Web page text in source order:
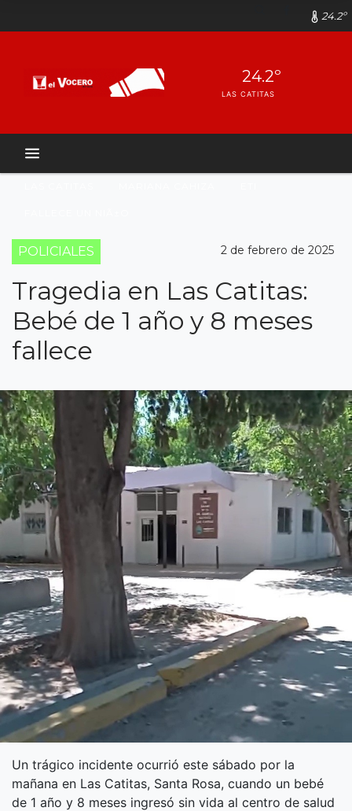
24.2º
24.2º
LAS CATITAS
POLICIALES 2 de febrero de 2025
Tragedia en Las Catitas:
Bebé de 1 año y 8 meses
fallece
Un trágico incidente ocurrió este sábado por la
mañana en Las Catitas, Santa Rosa, cuando un bebé
de 1 año y 8 meses ingresó sin vida al centro de salud